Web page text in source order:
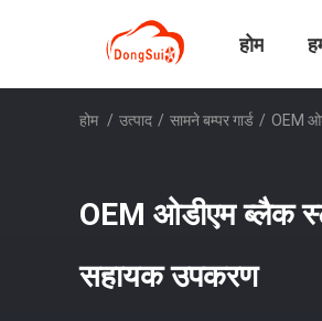
होम
होम / उत्पाद / सामने बम्पर गार्ड / OEM
OEM ओडीएम ब्लैक
सहायक उपकरण